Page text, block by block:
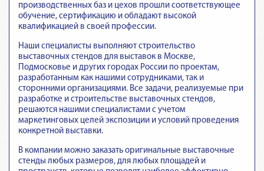
производственных баз и цехов прошли соответствующее
обучение, сертификацию и обладают высокой
квалификацией в своей профессии.
Наши специалисты выполняют строительство
выставочных стендов для выставок в Москве,
Подмосковье и других городах России по проектам,
разработанным как нашими сотрудниками, так и
сторонними организациями. Все задачи, реализуемые при
разработке и строительстве выставочных стендов,
решаются нашими специалистами с учетом
маркетинговых целей экспозиции и условий проведения
конкретной выставки.
В компании можно заказать оригинальные выставочные
стенды любых размеров, для любых площадей и